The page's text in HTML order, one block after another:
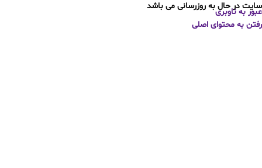
عبور به ناوبری
رفتن به محتوای اصلی
سایت در حال به روزرسانی می باشد